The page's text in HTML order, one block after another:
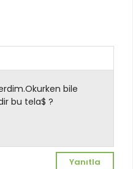
bile
bu tela$ ?
Yanıtla